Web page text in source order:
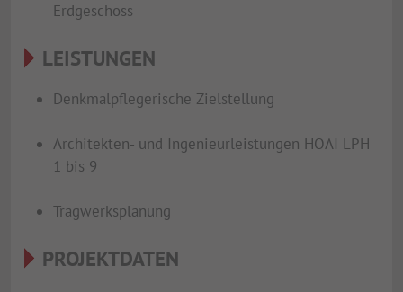
Erdgeschoss
LEISTUNGEN
Denkmalpflegerische Zielstellung
Architekten- und Ingenieurleistungen HOAI LPH
1 bis 9
Tragwerksplanung
PROJEKTDATEN